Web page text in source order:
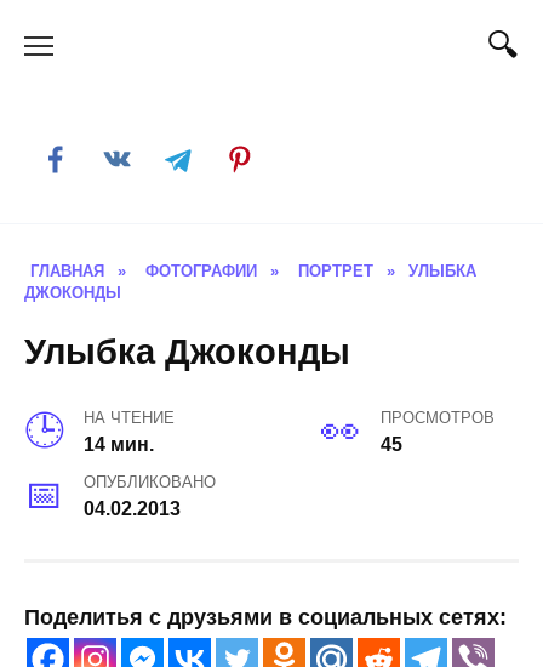
ГЛАВНАЯ » ФОТОГРАФИИ » ПОРТРЕТ »
УЛЫБКА
ДЖОКОНДЫ
Улыбка Джоконды
НА ЧТЕНИЕ
14 мин.
ПРОСМОТРОВ
45
ОПУБЛИКОВАНО
04.02.2013
Поделитья с друзьями в социальных сетях: